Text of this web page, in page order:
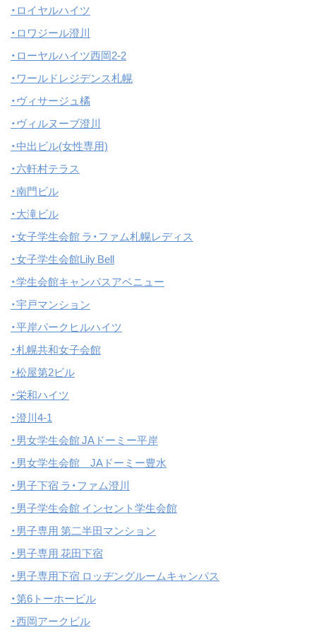
・ロイヤルハイツ
・ロワジール澄川
・ローヤルハイツ西岡2-2
・ワールドレジデンス札幌
・ヴィサージュ橘
・ヴィルヌーブ澄川
・中出ビル(女性専用)
・六軒村テラス
・南門ビル
・大滝ビル
・女子学生会館 ラ・ファム札幌レディス
・女子学生会館Lily Bell
・学生会館キャンパスアベニュー
・宇戸マンション
・平岸パークヒルハイツ
・札幌共和女子会館
・松屋第2ビル
・栄和ハイツ
・澄川4-1
・男女学生会館 JAドーミー平岸
・男女学生会館 JAドーミー豊水
・男子下宿 ラ・ファム澄川
・男子学生会館 インセント学生会館
・男子専用 第二半田マンション
・男子専用 花田下宿
・男子専用下宿 ロッヂングルームキャンパス
・第6トーホービル
・西岡アークビル